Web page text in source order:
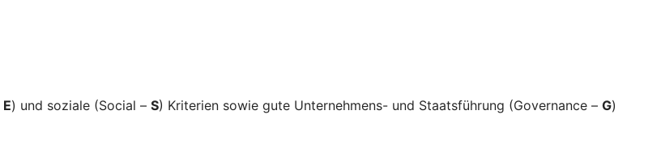
E) und soziale (Social – S) Kriterien sowie gute Unternehmens- und Staatsführung (Governance – G)